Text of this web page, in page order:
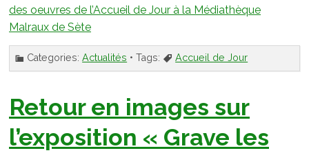
des oeuvres de l’Accueil de Jour à la Médiathèque
Malraux de Sète
Categories:Actualités • Tags: Accueil de Jour
Retour en images sur
l’exposition « Grave les